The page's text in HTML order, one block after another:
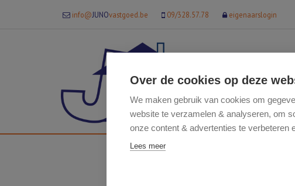
info@JUNOvastgoed.be 09/328.57.78 eigenaarslogin
Over de cookies op deze
We maken gebruik van cookies om
website te verzamelen & analyseren, om
onze content & advertenties te verbeteren
Lees meer